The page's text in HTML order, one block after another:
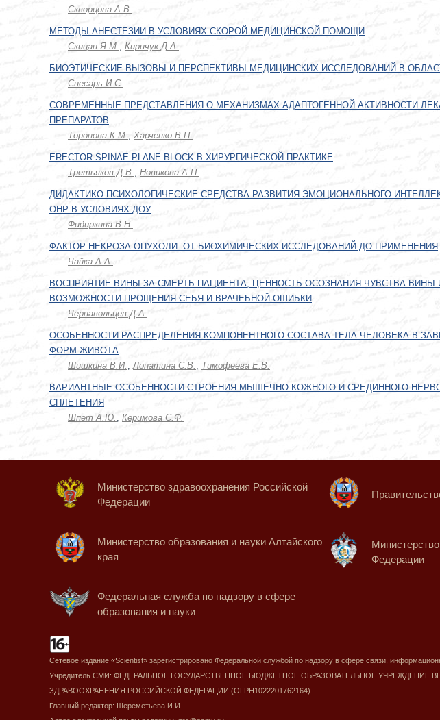
Скворцова А.В.
МЕТОДЫ АНЕСТЕЗИИ В УСЛОВИЯХ СКОРОЙ МЕДИЦИНСКОЙ ПОМОЩИ
Скицан Я.М. Киричук Д.А.
БИОЭТИЧЕСКИЕ ВЫЗОВЫ И ПЕРСПЕКТИВЫ МЕДИЦИНСКИХ ИССЛЕДОВАНИЙ В
Снесарь И.С.
СОВРЕМЕННЫЕ ПРЕДСТАВЛЕНИЯ О МЕХАНИЗМАХ АДАПТОГЕННОЙ АКТИВНОСТИ
ПРЕПАРАТОВ
Торопова К.М. Харченко В.П.
ERECTOR SPINAE PLANE BLOCK В ХИРУРГИЧЕСКОЙ ПРАКТИКЕ
Третьяков Д.В. Новикова А.П.
ДИДАКТИКО-ПСИХОЛОГИЧЕСКИЕ СРЕДСТВА РАЗВИТИЯ ЭМОЦИОНАЛЬНОГО
ОНР В УСЛОВИЯХ ДОУ
Фидиркина В.Н.
ФАКТОР НЕКРОЗА ОПУХОЛИ: ОТ БИОХИМИЧЕСКИХ ИССЛЕДОВАНИЙ ДО ПРИМЕНЕНИЯ
Чайка А.А.
ВОСПРИЯТИЕ ВИНЫ ЗА СМЕРТЬ ПАЦИЕНТА, ЦЕННОСТЬ ОСОЗНАНИЯ ЧУВСТВА ВИНЫ
ВОЗМОЖНОСТИ ПРОЩЕНИЯ СЕБЯ И ВРАЧЕБНОЙ ОШИБКИ
Чернавольцев Д.А.
ОСОБЕННОСТИ РАСПРЕДЕЛЕНИЯ КОМПОНЕНТНОГО СОСТАВА ТЕЛА ЧЕЛОВЕКА В
ФОРМ ЖИВОТА
Шишкина В.И. Лопатина С.В. Тимофеева Е.В.
ВАРИАНТНЫЕ ОСОБЕННОСТИ СТРОЕНИЯ МЫШЕЧНО-КОЖНОГО И СРЕДИННОГО
СПЛЕТЕНИЯ
Шпет А.Ю. Керимова С.Ф.
Министерство здравоохранения Российской
Федерации
Министерство образования и науки Алтайского
края
Федерации
Федеральная служба по надзору в сфере
образования и науки
Сетевое издание «Scientist» зарегистрировано Федеральной службой по надзору в сфере связи,
Учредитель СМИ: ФЕДЕРАЛЬНОЕ ГОСУДАРСТВЕННОЕ БЮДЖЕТНОЕ ОБРАЗОВАТЕЛЬНОЕ
ЗДРАВООХРАНЕНИЯ РОССИЙСКОЙ ФЕДЕРАЦИИ (ОГРН1022201762164)
Главный редактор: Шереметьева И.И.